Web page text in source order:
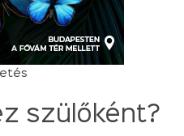
szülőként?